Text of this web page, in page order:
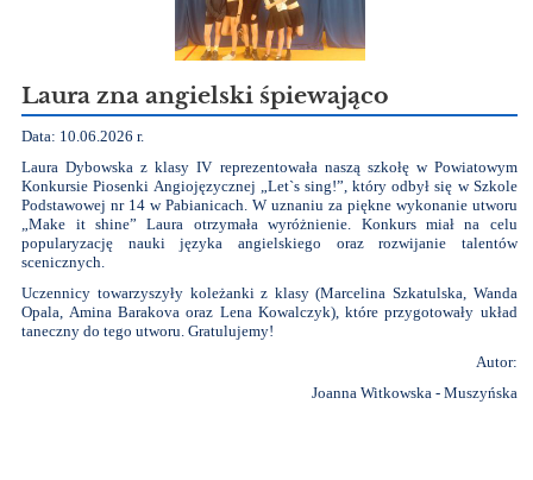
Laura zna angielski śpiewająco
Data: 10.06.2026 r.
Laura Dybowska z klasy IV reprezentowała naszą szkołę w Powiatowym
Konkursie Piosenki Angiojęzycznej „Let`s sing!”, który odbył się w Szkole
Podstawowej nr 14 w Pabianicach. W uznaniu za piękne wykonanie utworu
„Make it shine” Laura otrzymała wyróżnienie. Konkurs miał na celu
popularyzację nauki języka angielskiego oraz rozwijanie talentów
scenicznych.
Uczennicy towarzyszyły koleżanki z klasy (Marcelina Szkatulska, Wanda
Opala, Amina Barakova oraz Lena Kowalczyk), które przygotowały układ
taneczny do tego utworu. Gratulujemy!
Autor:
Joanna Witkowska - Muszyńska